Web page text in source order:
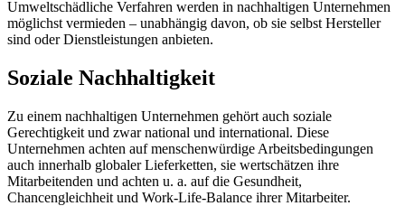
Umweltschädliche Verfahren werden in nachhaltigen Unternehmen
möglichst vermieden – unabhängig davon, ob sie selbst Hersteller
sind oder Dienstleistungen anbieten.
Soziale Nachhaltigkeit
Zu einem nachhaltigen Unternehmen gehört auch soziale
Gerechtigkeit und zwar national und international. Diese
Unternehmen achten auf menschenwürdige Arbeitsbedingungen
auch innerhalb globaler Lieferketten, sie wertschätzen ihre
Mitarbeitenden und achten u. a. auf die Gesundheit,
Chancengleichheit und Work-Life-Balance ihrer Mitarbeiter.